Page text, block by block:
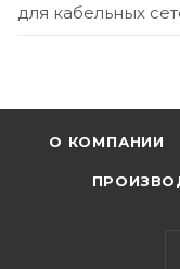
для кабельных
О КОМПАНИИ